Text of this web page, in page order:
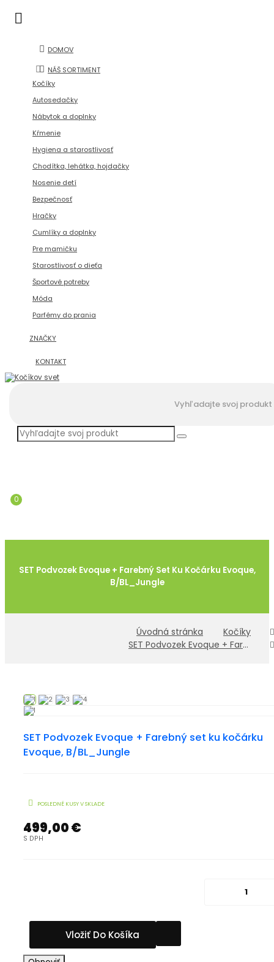
DOMOV
NÁŠ SORTIMENT
Kočíky
Autosedačky
Nábytok a doplnky
Kŕmenie
Hygiena a starostlivosť
Chodítka, lehátka, hojdačky
Nosenie detí
Bezpečnosť
Hračky
Cumlíky a doplnky
Pre mamičku
Starostlivosť o dieťa
Športové potreby
Móda
Parfémy do prania
ZNAČKY
KONTAKT
0
SET Podvozek Evoque + Farebný Set Ku Kočárku Evoque,
B/BL_Jungle
Úvodná stránka
Kočíky
SET Podvozek Evoque + Farebný set ku kočárku Evoque, B/BL_Jungle
SET Podvozek Evoque + Farebný set ku kočárku
Evoque, B/BL_Jungle
 POSLEDNÉ KUSY V SKLADE
499,00 €
S DPH
Vložiť Do Košíka